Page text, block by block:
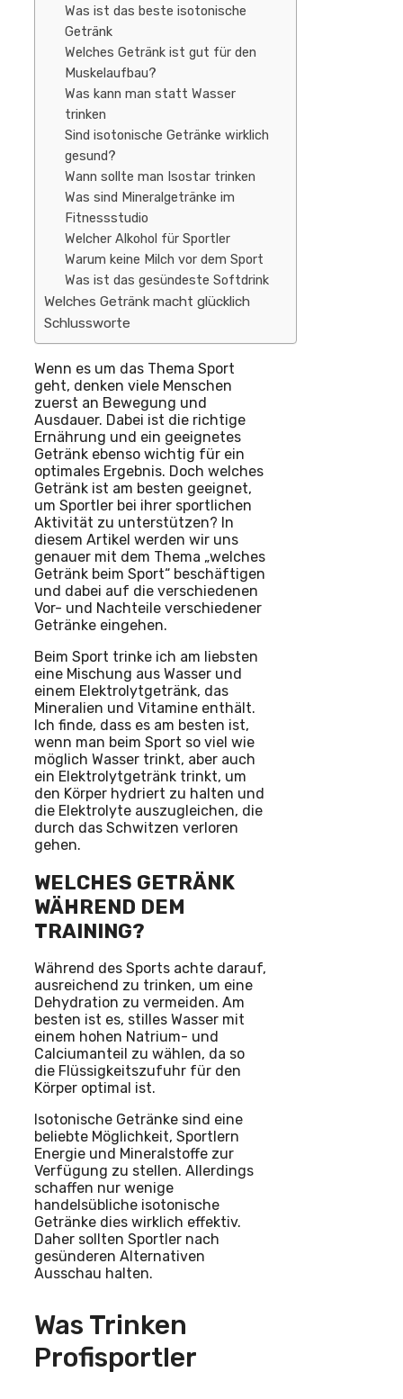
Was ist das beste isotonische
Getränk
Welches Getränk ist gut für den
Muskelaufbau?
Was kann man statt Wasser
trinken
Sind isotonische Getränke wirklich
gesund?
Wann sollte man Isostar trinken
Was sind Mineralgetränke im
Fitnessstudio
Welcher Alkohol für Sportler
Warum keine Milch vor dem Sport
Was ist das gesündeste Softdrink
Welches Getränk macht glücklich
Schlussworte
Wenn es um das Thema Sport
geht, denken viele Menschen
zuerst an Bewegung und
Ausdauer. Dabei ist die richtige
Ernährung und ein geeignetes
Getränk ebenso wichtig für ein
optimales Ergebnis. Doch welches
Getränk ist am besten geeignet,
um Sportler bei ihrer sportlichen
Aktivität zu unterstützen? In
diesem Artikel werden wir uns
genauer mit dem Thema „welches
Getränk beim Sport“ beschäftigen
und dabei auf die verschiedenen
Vor- und Nachteile verschiedener
Getränke eingehen.
Beim Sport trinke ich am liebsten
eine Mischung aus Wasser und
einem Elektrolytgetränk, das
Mineralien und Vitamine enthält.
Ich finde, dass es am besten ist,
wenn man beim Sport so viel wie
möglich Wasser trinkt, aber auch
ein Elektrolytgetränk trinkt, um
den Körper hydriert zu halten und
die Elektrolyte auszugleichen, die
durch das Schwitzen verloren
gehen.
WELCHES GETRÄNK
WÄHREND DEM
TRAINING?
Während des Sports achte darauf,
ausreichend zu trinken, um eine
Dehydration zu vermeiden. Am
besten ist es, stilles Wasser mit
einem hohen Natrium- und
Calciumanteil zu wählen, da so
die Flüssigkeitszufuhr für den
Körper optimal ist.
Isotonische Getränke sind eine
beliebte Möglichkeit, Sportlern
Energie und Mineralstoffe zur
Verfügung zu stellen. Allerdings
schaffen nur wenige
handelsübliche isotonische
Getränke dies wirklich effektiv.
Daher sollten Sportler nach
gesünderen Alternativen
Ausschau halten.
Was Trinken
Profisportler